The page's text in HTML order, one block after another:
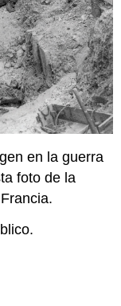
en la guerra
foto de la